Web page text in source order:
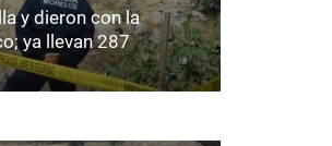
y dieron con la
ya llevan 287